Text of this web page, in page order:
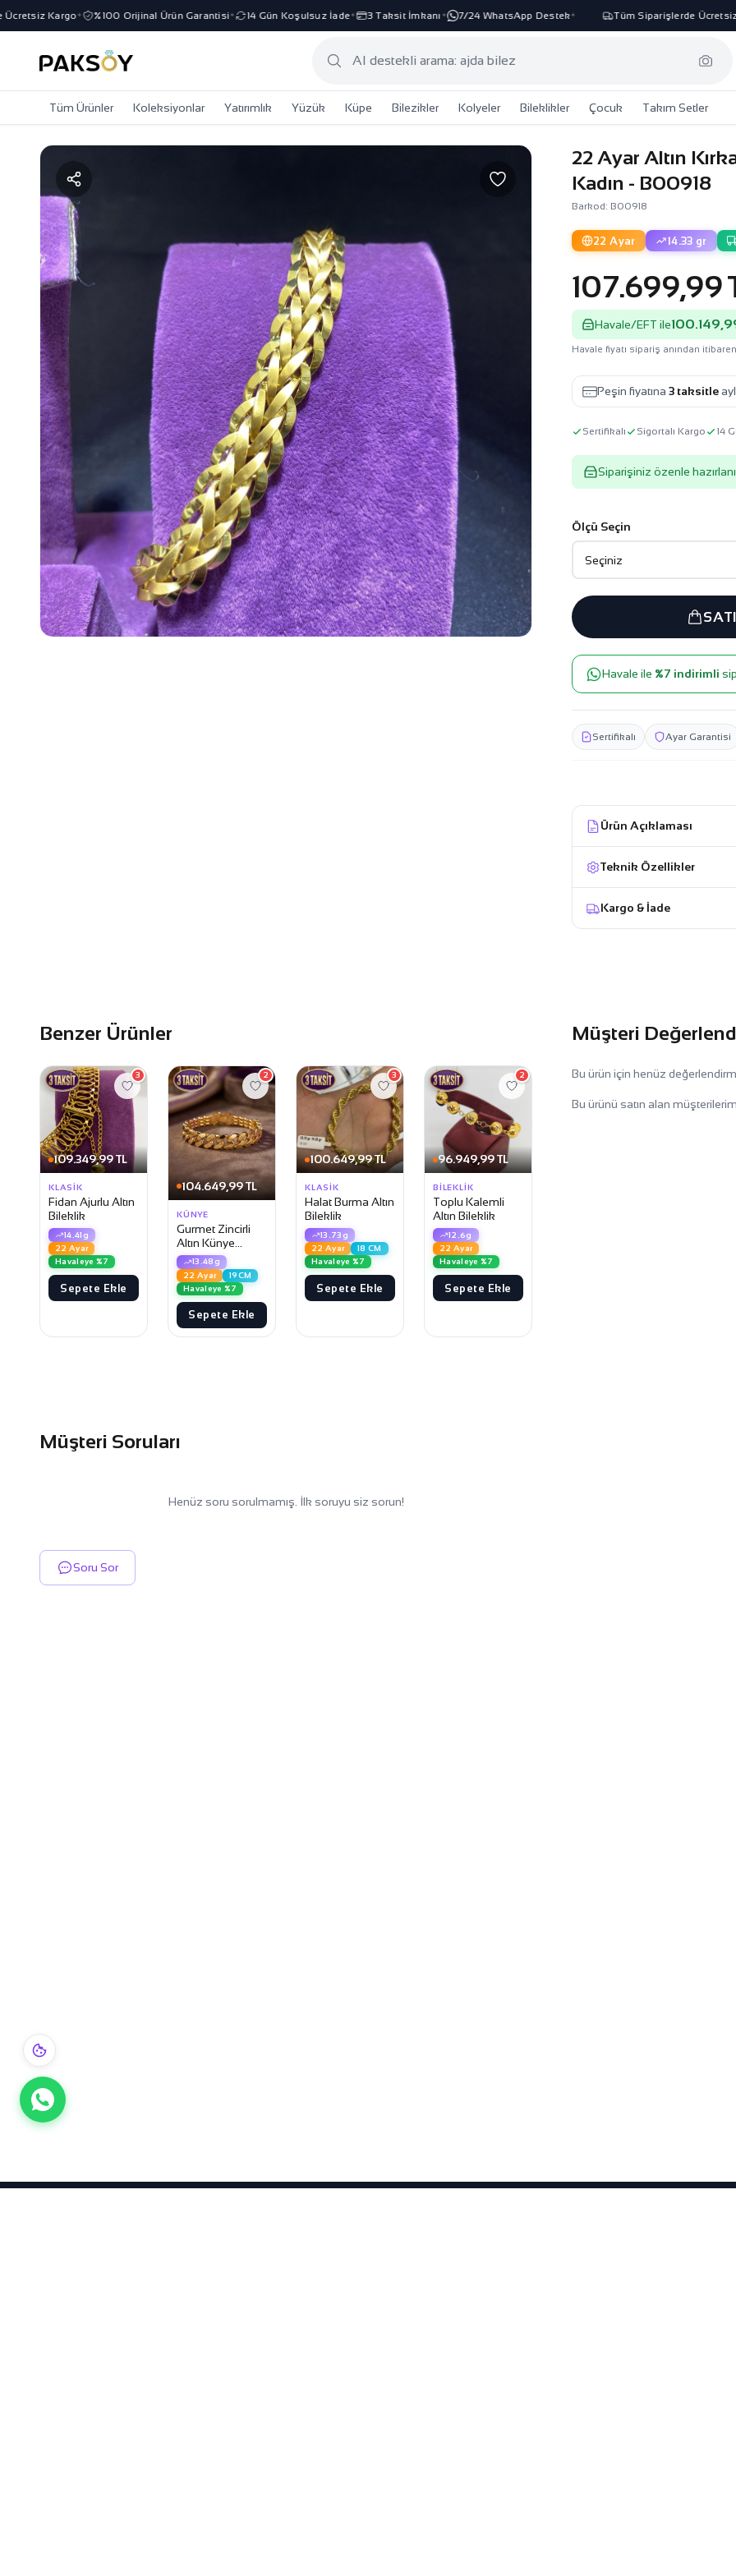
Kargo ✦ %100 Orijinal Ürün Garantisi✦ 14 Gün Koşulsuz İade✦ 3 Taksit İmkanı✦ 7/24 WhatsApp Destek ✦ Tüm Siparişlerde Ücretsiz
Tüm Ürünler Koleksiyonlar Yatırımlık Yüzük Küpe Bilezikler Kolyeler Bileklikler Çocuk Takım Setler
22 Ayar Altın
Kadın - B00918
Barkod: B00918
22 Ayar 14.33 gr
107.699,99
Havale/EFT ile
Havale fiyatı sipariş anından
Peşin fiyatına 3 taksitle
Sertifikalı Sigortalı Kargo 14
Siparişiniz özenle
Ölçü Seçin
Havale ile %7 indirimli
Sertifikalı Ayar Garantisi
Ürün Açıklaması
Teknik Özellikler
Kargo & İade
Benzer Ürünler
109.349,99 TL
3
KLASIK
Fidan Ajurlu Altın
Bileklik
14.41g
22 Ayar
Havaleye %7
Sepete Ekle
104.649,99 TL
2
KÜNYE
Gurmet Zincirli
Altın Künye
Bileklik
13.48g
22 Ayar
19CM
Havaleye %7
Sepete Ekle
100.649,99 TL
3
KLASIK
Halat Burma Altın
Bileklik
13.73g
22 Ayar
18 CM
Havaleye %7
Sepete Ekle
96.949,99 TL
2
BILEKLIK
Toplu Kalemli
Altın Bileklik
12.6g
22 Ayar
Havaleye %7
Sepete Ekle
Müşteri
Bu ürün için henüz
Bu ürünü satın alan
Müşteri Soruları
Henüz soru sorulmamış. İlk soruyu siz sorun!
Soru Sor